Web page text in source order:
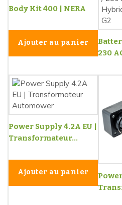
Body Kit 400 | NERA
Ajouter au panier
230
Power Supply 4.2A EU |
Transformateur...
Ajouter au panier